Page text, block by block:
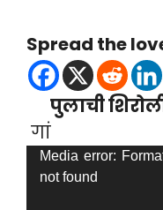
Spread the
पुलाची
गां
Video
Player
Media error:
not found